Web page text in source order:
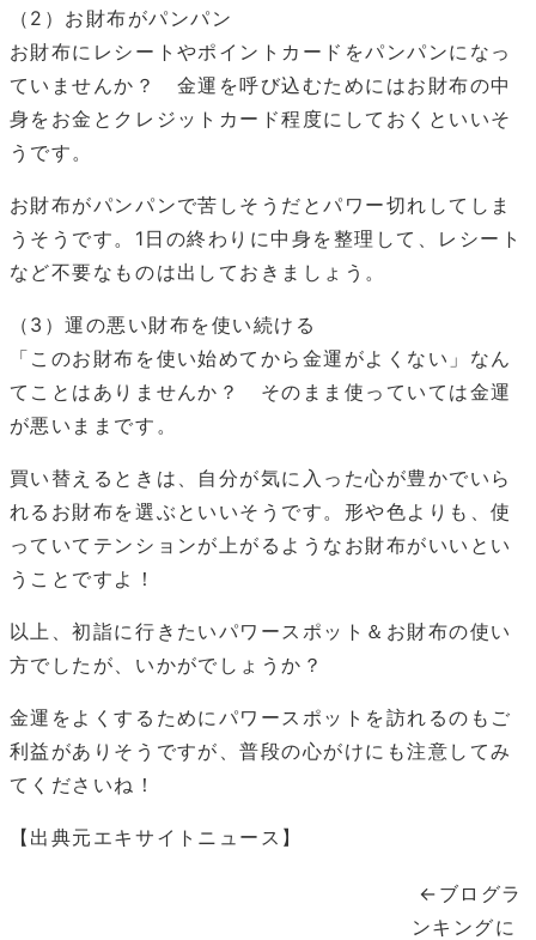
（2）お財布がパンパン
お財布にレシートやポイントカードをパンパンになっ
ていませんか？ 金運を呼び込むためにはお財布の中
身をお金とクレジットカード程度にしておくといいそ
うです。
お財布がパンパンで苦しそうだとパワー切れしてしま
うそうです。1日の終わりに中身を整理して、レシート
など不要なものは出しておきましょう。
（3）運の悪い財布を使い続ける
「このお財布を使い始めてから金運がよくない」なん
てことはありませんか？ そのまま使っていては金運
が悪いままです。
買い替えるときは、自分が気に入った心が豊かでいら
れるお財布を選ぶといいそうです。形や色よりも、使
っていてテンションが上がるようなお財布がいいとい
うことですよ！
以上、初詣に行きたいパワースポット＆お財布の使い
方でしたが、いかがでしょうか？
金運をよくするためにパワースポットを訪れるのもご
利益がありそうですが、普段の心がけにも注意してみ
てくださいね！
【出典元エキサイトニュース】
←ブログラ
ンキングに